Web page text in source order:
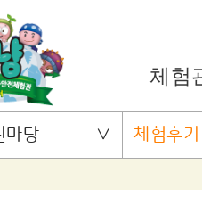
체험
마당 체험후기